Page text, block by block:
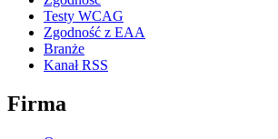
Testy WCAG
Zgodność z EAA
Branże
Kanał RSS
Firma